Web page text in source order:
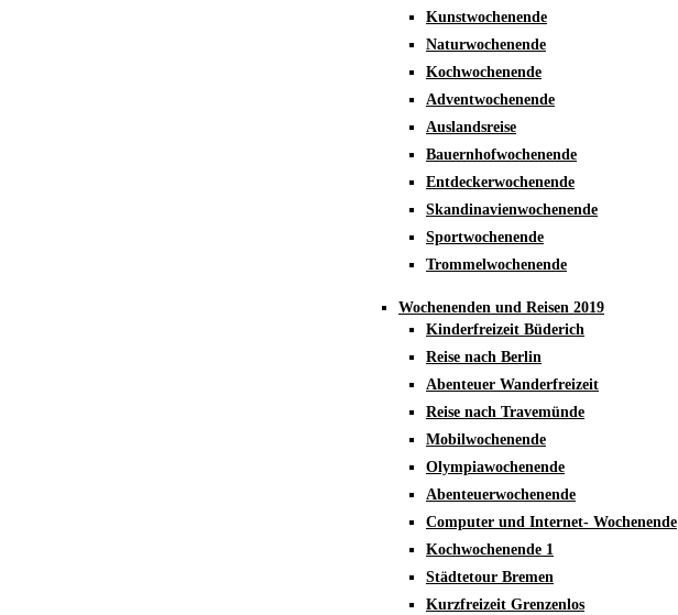
Kunstwochenende
Naturwochenende
Kochwochenende
Adventwochenende
Auslandsreise
Bauernhofwochenende
Entdeckerwochenende
Skandinavienwochenende
Sportwochenende
Trommelwochenende
Wochenenden und Reisen 2019
Kinderfreizeit Büderich
Reise nach Berlin
Abenteuer Wanderfreizeit
Reise nach Travemünde
Mobilwochenende
Olympiawochenende
Abenteuerwochenende
Computer und Internet- Wochenende
Kochwochenende 1
Städtetour Bremen
Kurzfreizeit Grenzenlos